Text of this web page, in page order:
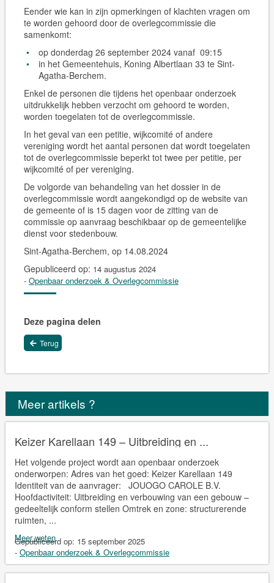
Eender wie kan in zijn opmerkingen of klachten vragen om
te worden gehoord door de overlegcommissie die
samenkomt:
op donderdag 26 september 2024 vanaf 09:15
in het Gemeentehuis, Koning Albertlaan 33 te Sint-
Agatha-Berchem.
Enkel de personen die tijdens het openbaar onderzoek
uitdrukkelijk hebben verzocht om gehoord te worden,
worden toegelaten tot de overlegcommissie.
In het geval van een petitie, wijkcomité of andere
vereniging wordt het aantal personen dat wordt toegelaten
tot de overlegcommissie beperkt tot tweeper petitie, per
wijkcomité of per vereniging.
De volgorde van behandeling van het dossier in de
overlegcommissie wordt aangekondigd op de website van
de gemeente of is 15 dagen voor de zitting van de
commissie op aanvraag beschikbaar op de gemeentelijke
dienst voor stedenbouw.
Sint-Agatha-Berchem, op 14.08.2024
Gepubliceerd op: 14 augustus 2024
- Openbaar onderzoek & Overlegcommissie
Deze pagina delen
Terug
Meer artikels ?
Keizer Karellaan 149 – Uitbreiding en ...
Het volgende project wordt aan openbaar onderzoek
onderworpen: Adres van het goed: Keizer Karellaan 149
Identiteit van de aanvrager: JOUOGO CAROLE B.V.
Hoofdactiviteit: Uitbreiding en verbouwing van een gebouw –
gedeeltelijk conform stellen Omtrek en zone: structurerende
ruimten, ...
Meer weten
Gepubliceerd op: 15 september 2025
- Openbaar onderzoek & Overlegcommissie